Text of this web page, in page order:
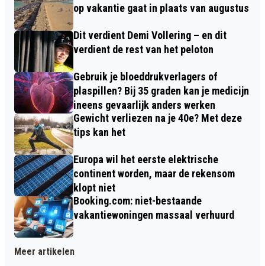
op vakantie gaat in plaats van augustus
Dit verdient Demi Vollering – en dit
verdient de rest van het peloton
Gebruik je bloeddrukverlagers of
plaspillen? Bij 35 graden kan je medicijn
ineens gevaarlijk anders werken
Gewicht verliezen na je 40e? Met deze
tips kan het
Europa wil het eerste elektrische
continent worden, maar de rekensom
klopt niet
Booking.com: niet-bestaande
vakantiewoningen massaal verhuurd
Meer artikelen